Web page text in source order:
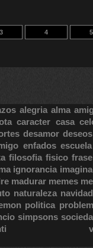
3 4 5
alegria alma
caracter casa
desamor deseos
enfados escuela
filosofia fisico
ignorancia
madurar memes
naturaleza navidad
politica
simpsons